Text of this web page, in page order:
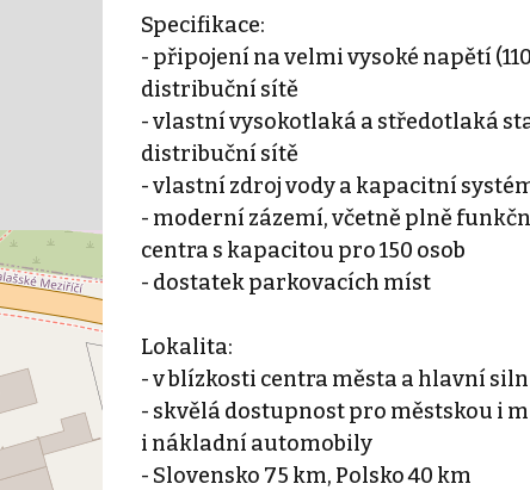
Specifikace:
- připojení na velmi vysoké napětí
distribuční sítě
- vlastní vysokotlaká a středotlaká
distribuční sítě
- vlastní zdroj vody a kapacitní
- moderní zázemí, včetně plně
centra s kapacitou pro 150 osob
- dostatek parkovacích míst
Lokalita:
- v blízkosti centra města a hlavní
- skvělá dostupnost pro městskou i
i nákladní automobily
- Slovensko 75 km, Polsko 40 km